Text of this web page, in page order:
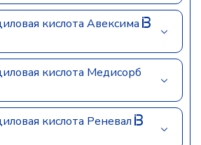
кислота Авексима
кислота Медисорб
кислота Реневал